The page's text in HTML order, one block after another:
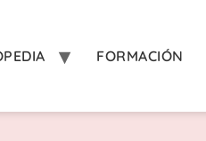
FORMACIÓN